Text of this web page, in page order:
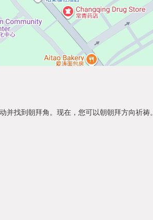
找到朝拜角。现在，您可以朝朝拜方向祈祷。